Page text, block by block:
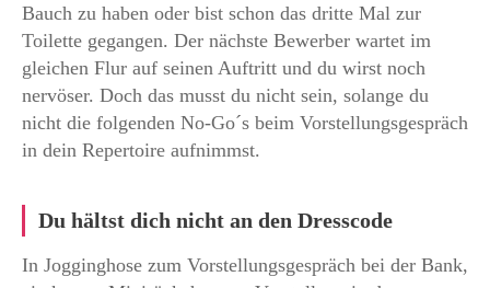
Bauch zu haben oder bist schon das dritte Mal zur
Toilette gegangen. Der nächste Bewerber wartet im
gleichen Flur auf seinen Auftritt und du wirst noch
nervöser. Doch das musst du nicht sein, solange du
nicht die folgenden No-Go´s beim Vorstellungsgespräch
in dein Repertoire aufnimmst.
Du hältst dich nicht an den Dresscode
In Jogginghose zum Vorstellungsgespräch bei der Bank,